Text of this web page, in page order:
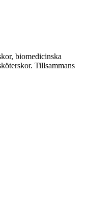
biomedicinska
Tillsammans